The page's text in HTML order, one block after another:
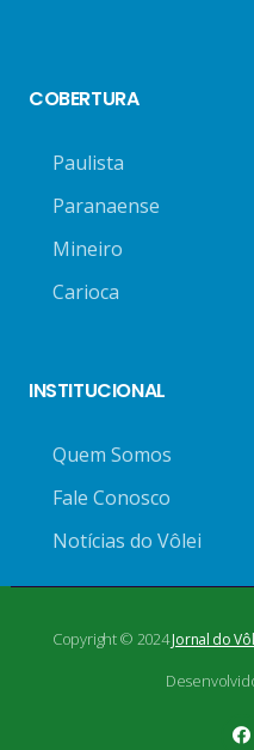
COBERTURA
Paulista
Paranaense
Mineiro
Carioca
INSTITUCIONAL
Quem Somos
Fale Conosco
Notícias do Vôlei
Copyright © 2024Jornal do